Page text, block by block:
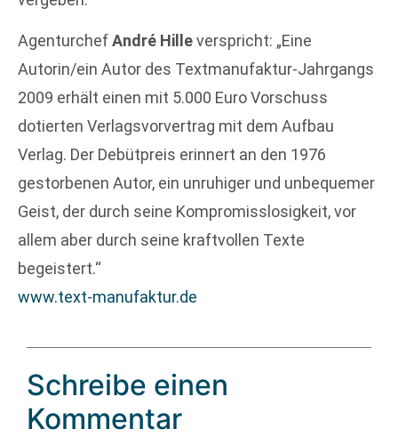
AgenturchefAndré Hilleverspricht: „Eine
Autorin/ein Autor des Textmanufaktur-Jahrgangs
2009 erhält einen mit 5.000 Euro Vorschuss
dotierten Verlagsvorvertrag mit dem Aufbau
Verlag. Der Debütpreis erinnert an den 1976
gestorbenen Autor, ein unruhiger und unbequemer
Geist, der durch seine Kompromisslosigkeit, vor
allem aber durch seine kraftvollen Texte
begeistert.“
www.text-manufaktur.de
Schreibe einen
Kommentar